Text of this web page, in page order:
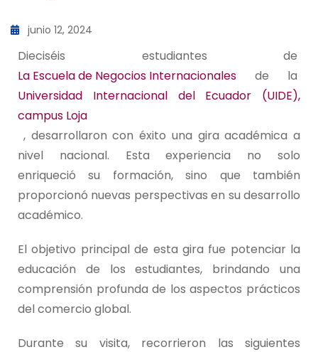
junio 12, 2024
Dieciséis estudiantes de
La Escuela de Negocios Internacionales de la
Universidad Internacional del Ecuador (UIDE),
campus Loja
, desarrollaron con éxito una gira académica a
nivel nacional. Esta experiencia no solo
enriqueció su formación, sino que también
proporcionó nuevas perspectivas en su desarrollo
académico.
El objetivo principal de esta gira fue potenciar la
educación de los estudiantes, brindando una
comprensión profunda de los aspectos prácticos
del comercio global.
Durante su visita, recorrieron las siguientes